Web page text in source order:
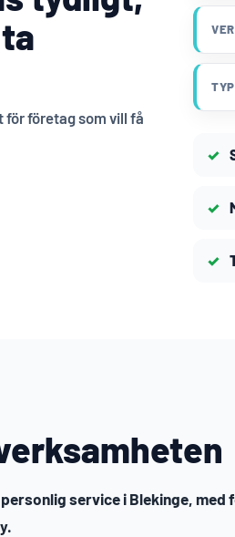
för företag som vill få
service i Blekinge, med